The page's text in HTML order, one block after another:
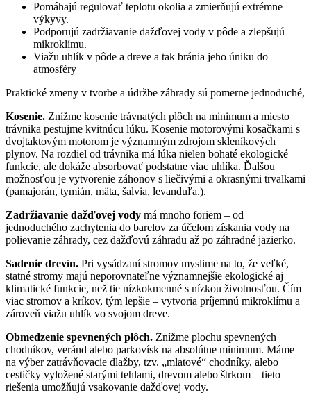
Pomáhajú regulovať teplotu okolia a zmierňujú extrémne
výkyvy.
Podporujú zadržiavanie dažďovej vody v pôde a zlepšujú
mikroklímu.
Viažu uhlík v pôde a dreve a tak bránia jeho úniku do
atmosféry
Praktické zmeny v tvorbe a údržbe záhrady sú pomerne jednoduché,
Kosenie. Znížme kosenie trávnatých plôch na minimum a miesto
trávnika pestujme kvitnúcu lúku. Kosenie motorovými kosačkami s
dvojtaktovým motorom je významným zdrojom skleníkových
plynov. Na rozdiel od trávnika má lúka nielen bohaté ekologické
funkcie, ale dokáže absorbovať podstatne viac uhlíka. Ďalšou
možnosťou je vytvorenie záhonov s liečivými a okrasnými trvalkami
(pamajorán, tymián, mäta, šalvia, levanduľa.).
Zadržiavanie dažďovej vody má mnoho foriem – od
jednoduchého zachytenia do barelov za účelom získania vody na
polievanie záhrady, cez dažďovú záhradu až po záhradné jazierko.
Sadenie drevín. Pri vysádzaní stromov myslime na to, že veľké,
statné stromy majú neporovnateľne významnejšie ekologické aj
klimatické funkcie, než tie nízkokmenné s nízkou životnosťou. Čím
viac stromov a kríkov, tým lepšie – vytvoria príjemnú mikroklímu a
zároveň viažu uhlík vo svojom dreve.
Obmedzenie spevnených plôch. Znížme plochu spevnených
chodníkov, veránd alebo parkovísk na absolútne minimum. Máme
na výber zatrávňovacie dlažby, tzv. „mlatové“ chodníky, alebo
cestičky vyložené starými tehlami, drevom alebo štrkom – tieto
riešenia umožňujú vsakovanie dažďovej vody.